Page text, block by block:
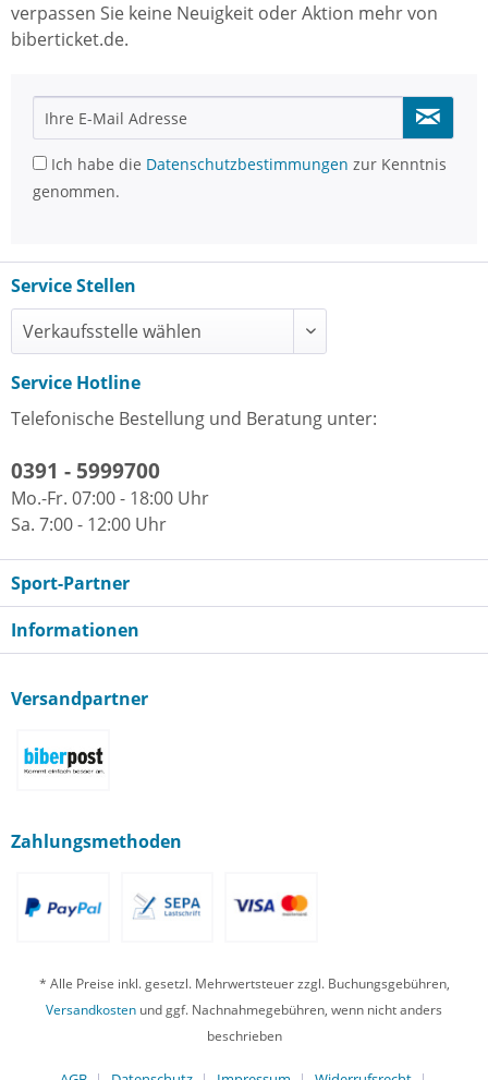
verpassen Sie keine Neuigkeit oder Aktion mehr von
biberticket.de.
Ich habe die Datenschutzbestimmungen zur Kenntnis
genommen.
Service Stellen
Service Hotline
Telefonische Bestellung und Beratung unter:
0391 - 5999700
Mo.-Fr. 07:00 - 18:00 Uhr
Sa. 7:00 - 12:00 Uhr
Sport-Partner
Informationen
Versandpartner
Zahlungsmethoden
* Alle Preise inkl. gesetzl. Mehrwertsteuer zzgl. Buchungsgebühren,
Versandkosten und ggf. Nachnahmegebühren, wenn nicht anders
beschrieben